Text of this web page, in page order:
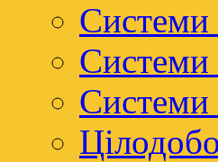
Системи
Системи
Системи